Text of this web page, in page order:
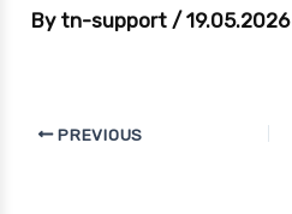
By tn-support /19.05.2026
PREVIOUS